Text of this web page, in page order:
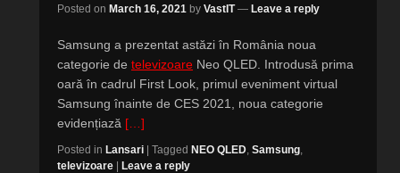
Posted on March 16, 2021 by VastIT — Leave a reply
Samsung a prezentat astăzi în România noua
categorie de televizoare Neo QLED. Introdusă prima
oară în cadrul First Look, primul eveniment virtual
Samsung înainte de CES 2021, noua categorie
evidențiază […]
Posted in Lansari Tagged NEO QLED, Samsung,
televizoare
Leave a reply